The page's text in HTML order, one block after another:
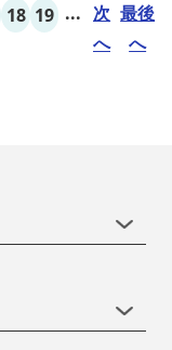
18 19 ... 次
へ
最後
へ